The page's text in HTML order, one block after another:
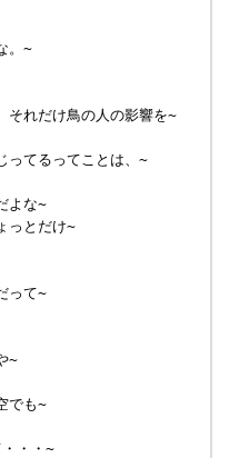
。~
れだけ鳥の人の影響を~
てるってことは、~
よな~
っとだけ~
って~
~
でも~
・・~